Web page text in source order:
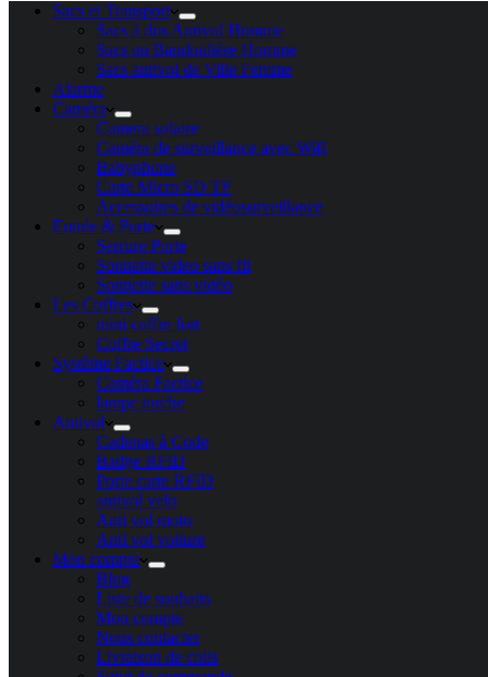
Sacs et Transport
Sacs à dos Antivol Homme
Sacs en Bandoulière Homme
Sacs antivol de Ville Femme
Alarme
Caméra
Camera solaire
Caméra de surveillance avec Wifi
Babyphone
Carte Micro SD TF
Accessoires de vidéosurveillance
Entrée & Porte
Serrure Porte
Sonnette video sans fil
Sonnette sans vidéo
Les Coffres
mini coffre fort
Coffre Secret
Système Factice
Caméra Factice
lampe torche
Antivol
Cadenas à Code
Badge RFID
Porte carte​ RFID
antivol velo
Anti vol moto
Anti vol voiture
Mon compte
Blog
Liste de souhaits
Mon compte
Nous contacter
Livraison de colis